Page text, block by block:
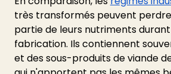
très transformés peuvent
partie de leurs nutriments
fabrication. Ils contiennent
et des sous-produits de viande